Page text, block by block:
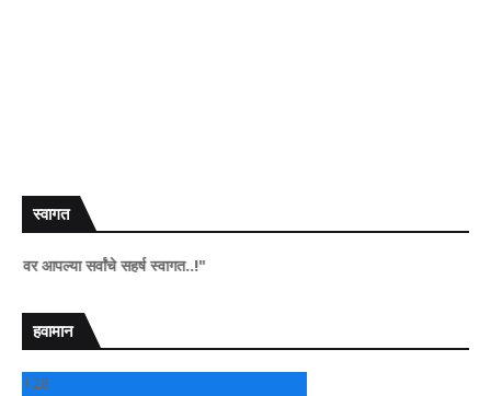
स्वागत
सर्वांचे सहर्ष स्वागत..!"
हवामान
+28